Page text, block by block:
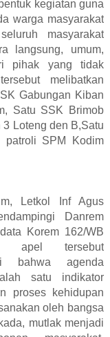
kegiatan guna
warga masyarakat
masyarakat
langsung, umum,
pihak yang tidak
melibatkan
Gabungan Kiban
Satu SSK Brimob
Loteng den B,Satu
patroli SPM Kodim
Letkol Inf Agus
Danrem
Korem 162/WB
apel tersebut
bahwa agenda
satu indikator
proses kehidupan
oleh bangsa
mutlak menjadi